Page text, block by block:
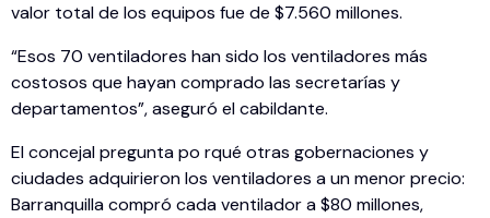
valor total de los equipos fue de $7.560 millones.
“Esos 70 ventiladores han sido los ventiladores más
costosos que hayan comprado las secretarías y
departamentos”, aseguró el cabildante.
El concejal pregunta po rqué otras gobernaciones y
ciudades adquirieron los ventiladores a un menor precio:
Barranquilla compró cada ventilador a $80 millones,